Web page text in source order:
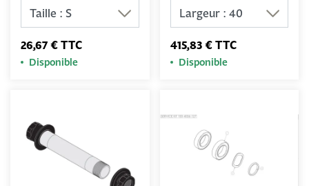
26,67 € TTC
Disponible
415,83 € TTC
Disponible